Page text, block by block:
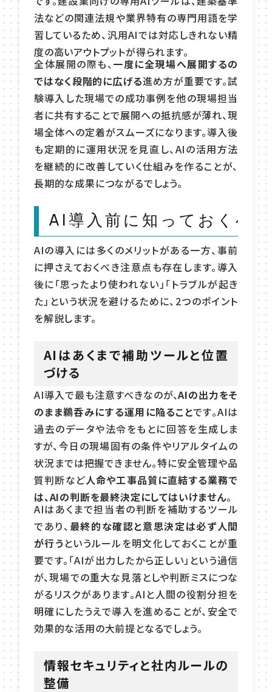
法などの関連法規や業界特有の専門用語を学
習しているため、汎用AIでは対応しきれない精
度の高いアウトプットが得られます。
全体展開の際も、一度に全現場へ展開するの
ではなく段階的に広げる進め方が重要です。試
験導入した現場での成功事例を他の現場担当
者に共有することで展開への抵抗感が薄れ、現
場全体への定着がスムーズになります。導入後
も定期的に運用状況を見直し、AIの活用方法
を継続的に改善していく仕組みを作ることが、
長期的な成果につながるでしょう。
AI導入前に知っておくべ
AIの導入には多くのメリットがある一方、事前
に押さえておくべき注意点も存在します。導入
後に「思ったより使われない」「トラブルが起き
た」という状況を避けるために、2つのポイント
を解説します。
AIはあくまで補助ツールと位置
づける
AI導入で最も注意すべきなのが、AIの出力をそ
のまま鵜呑みにする運用に陥ることです。AIは
過去のデータや法令をもとに回答を生成しま
すが、今日の現場固有の条件やリアルタイムの
状況までは把握できません。特に安全管理や品
質判断など人命や工事品質に直結する業務で
は、AIの判断を最終決定にしてはいけません。
AIはあくまで担当者の判断を補助するツール
であり、 最終的な確認と意思決定は必ず人間
が行う というルールを明文化しておくことが重
要です。「AIが出力したから正しい」という過信
が、現場での重大な見落としや判断ミスにつな
がるリスクがあります。AIと人間の役割分担を
明確にしたうえで導入を進めることが、安全で
効果的な活用の大前提となるでしょう。
情報セキュリティと社内ルールの
整備